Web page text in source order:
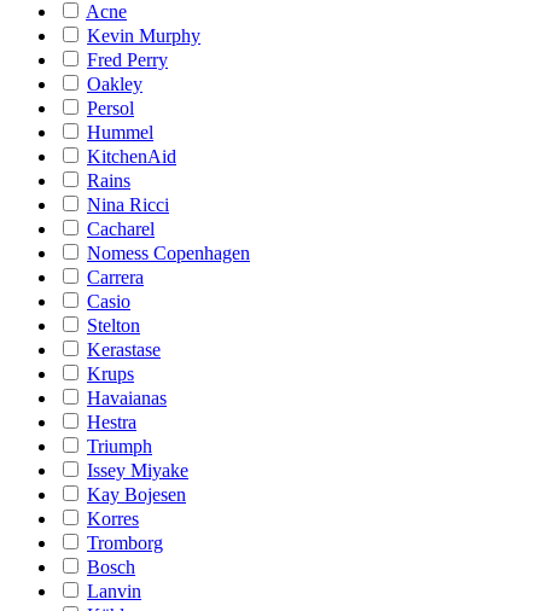
Acne
Kevin Murphy
Fred Perry
Oakley
Persol
Hummel
KitchenAid
Rains
Nina Ricci
Cacharel
Nomess Copenhagen
Carrera
Casio
Stelton
Kerastase
Krups
Havaianas
Hestra
Triumph
Issey Miyake
Kay Bojesen
Korres
Tromborg
Bosch
Lanvin